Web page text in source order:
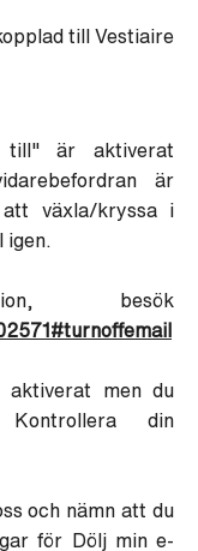
till Vestiaire
till" är aktiverat
är
att växla/kryssa i
besök
men du
din
och nämn att du
för Dölj min e-